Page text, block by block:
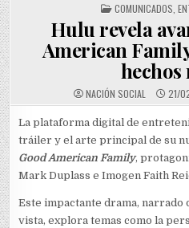
POSTED IN
COMUNICADOS
Hulu revela
American
hechos
NACIÓN SOCIAL 21/
La plataforma digital de
tráiler y el arte principal de su
Good American Family,
Mark Duplass e Imogen Faith
Este impactante drama, narrado
vista, explora temas como la